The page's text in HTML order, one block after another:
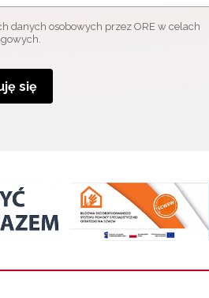
danych osobowych przez ORE w celach
się